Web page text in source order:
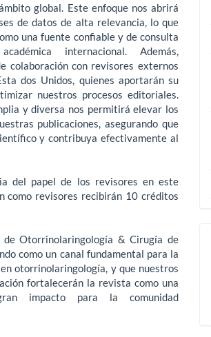
global. Este enfoque nos abrirá
de datos de alta relevancia, lo que
una fuente confiable y de consulta
internacional. Además,
colaboración con revisores externos
dos Unidos, quienes aportarán su
nuestros procesos editoriales.
y diversa nos permitirá elevar los
publicaciones, asegurando que
y contribuya efectivamente al
del papel de los revisores en este
como revisores recibirán 10 créditos
de Otorrinolaringología & Cirugía de
como un canal fundamental para la
otorrinolaringología, y que nuestros
fortalecerán la revista como una
impacto para la comunidad